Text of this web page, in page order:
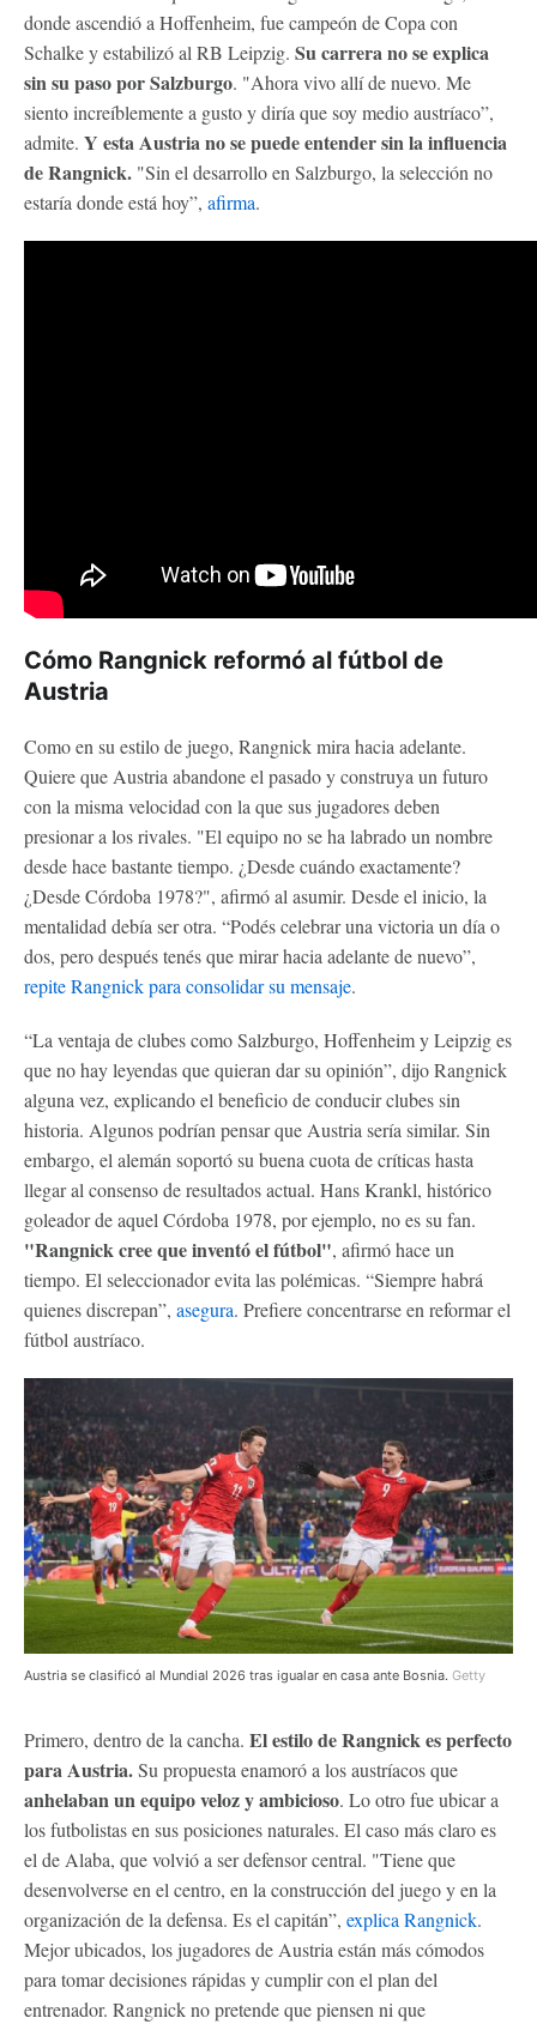
donde ascendió a Hoffenheim, fue campeón de Copa con
Schalke y estabilizó al RB Leipzig. Su carrera no se explica
sin su paso por Salzburgo. "Ahora vivo allí de nuevo. Me
siento increíblemente a gusto y diría que soy medio austríaco”,
admite. Y esta Austria no se puede entender sin la influencia
de Rangnick. "Sin el desarrollo en Salzburgo, la selección no
estaría donde está hoy”, afirma.
Cómo Rangnick reformó al fútbol de
Austria
Como en su estilo de juego, Rangnick mira hacia adelante.
Quiere que Austria abandone el pasado y construya un futuro
con la misma velocidad con la que sus jugadores deben
presionar a los rivales. "El equipo no se ha labrado un nombre
desde hace bastante tiempo. ¿Desde cuándo exactamente?
¿Desde Córdoba 1978?", afirmó al asumir. Desde el inicio, la
mentalidad debía ser otra. “Podés celebrar una victoria un día o
dos, pero después tenés que mirar hacia adelante de nuevo”,
repite Rangnick para consolidar su mensaje.
“La ventaja de clubes como Salzburgo, Hoffenheim y Leipzig es
que no hay leyendas que quieran dar su opinión”, dijo Rangnick
alguna vez, explicando el beneficio de conducir clubes sin
historia. Algunos podrían pensar que Austria sería similar. Sin
embargo, el alemán soportó su buena cuota de críticas hasta
llegar al consenso de resultados actual. Hans Krankl, histórico
goleador de aquel Córdoba 1978, por ejemplo, no es su fan.
"Rangnick cree que inventó el fútbol", afirmó hace un
tiempo. El seleccionador evita las polémicas. “Siempre habrá
quienes discrepan”, asegura. Prefiere concentrarse en reformar el
fútbol austríaco.
Austria se clasificó al Mundial 2026 tras igualar en casa ante Bosnia. Getty
Primero, dentro de la cancha. El estilo de Rangnick es perfecto
para Austria.Su propuesta enamoró a los austríacos que
anhelaban un equipo veloz y ambicioso. Lo otro fue ubicar a
los futbolistas en sus posiciones naturales. El caso más claro es
el de Alaba, que volvió a ser defensor central. "Tiene que
desenvolverse en el centro, en la construcción del juego y en la
organización de la defensa. Es el capitán”, explica Rangnick.
Mejor ubicados, los jugadores de Austria están más cómodos
para tomar decisiones rápidas y cumplir con el plan del
entrenador. Rangnick no pretende que piensen ni que